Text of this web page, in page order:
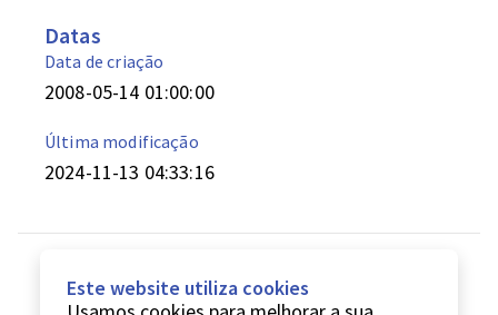
Datas
Data de criação
2008-05-14 01:00:00
Última modificação
2024-11-13 04:33:16
Este website utiliza cookies